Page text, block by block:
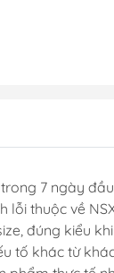
7 ngày
thuộc về
đúng kiểu
tố khác từ